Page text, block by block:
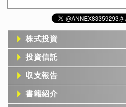
株式投資
投資信託
収支報告
書籍紹介